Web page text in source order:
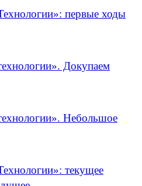
первые ходы
Докупаем
Небольшое
текущее